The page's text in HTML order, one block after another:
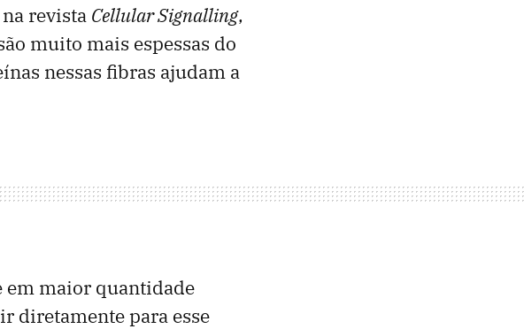
revista Cellular Signalling,
muito mais espessas do
nessas fibras ajudam a
em maior quantidade
diretamente para esse